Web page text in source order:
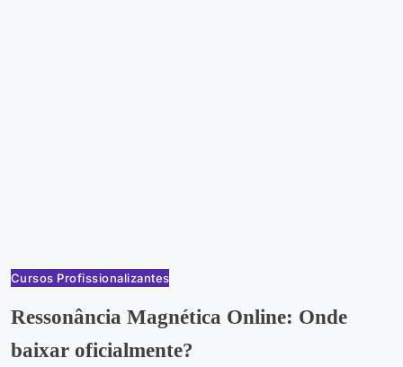
Cursos Profissionalizantes
Ressonância Magnética Online: Onde
baixar oficialmente?